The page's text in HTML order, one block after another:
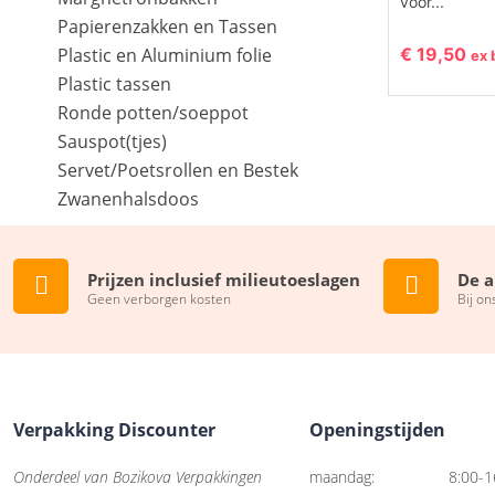
Papierenzakken en Tassen
Plastic en Aluminium folie
Plastic tassen
Ronde potten/soeppot
Sauspot(tjes)
Servet/Poetsrollen en Bestek
Zwanenhalsdoos
€ 19,50 ex
Prijzen inclusief milieutoeslagen
Geen verborgen kosten
De
Bij
Verpakking Discounter
Onderdeel van Bozikova Verpakkingen
Openingstijden
maandag: 8:00-